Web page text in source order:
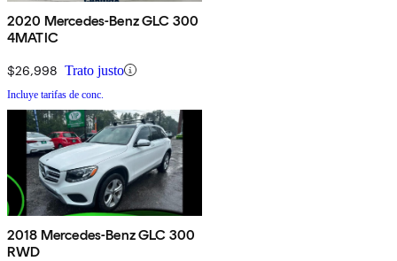
2020 Mercedes-Benz GLC 300
4MATIC
$26,998 Trato justo
Incluye tarifas de conc.
2018 Mercedes-Benz GLC 300
RWD